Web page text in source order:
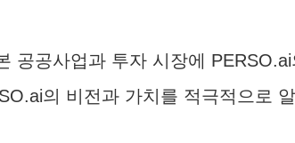
공공사업과 투자 시장에
의 비전과 가치를 적극적으로